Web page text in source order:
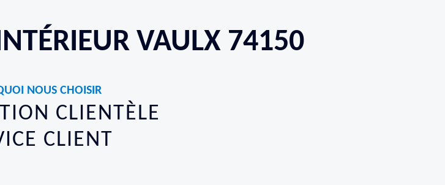
VAULX 74150
NOUS CHOISIR
CLIENTÈLE
CLIENT